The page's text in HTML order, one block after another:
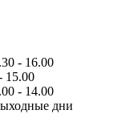
- 16.00
15.00
- 14.00
дни